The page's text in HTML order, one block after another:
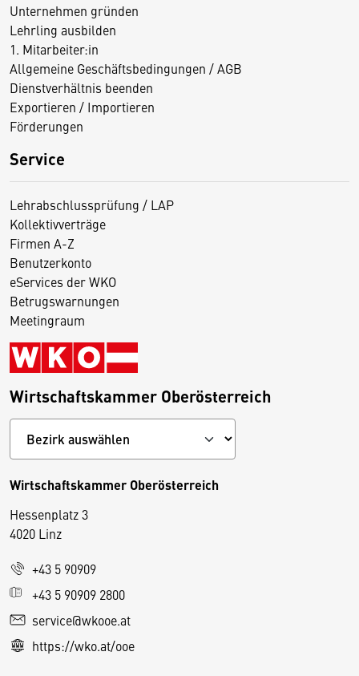
Unternehmen gründen
Lehrling ausbilden
1. Mitarbeiter:in
Allgemeine Geschäftsbedingungen / AGB
Dienstverhältnis beenden
Exportieren / Importieren
Förderungen
Service
Lehrabschlussprüfung / LAP
Kollektivverträge
Firmen A-Z
Benutzerkonto
eServices der WKO
Betrugswarnungen
Meetingraum
Wirtschaftskammer Oberösterreich
Wirtschaftskammer Oberösterreich
Hessenplatz 3
4020 Linz
+43 5 90909
+43 5 90909 2800
service@wkooe.at
https://wko.at/ooe
D
e
s